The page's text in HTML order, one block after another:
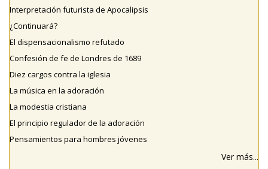
Interpretación futurista de Apocalipsis
¿Continuará?
El dispensacionalismo refutado
Confesión de fe de Londres de 1689
Diez cargos contra la iglesia
La música en la adoración
La modestia cristiana
El principio regulador de la adoración
Pensamientos para hombres jóvenes
Ver más...